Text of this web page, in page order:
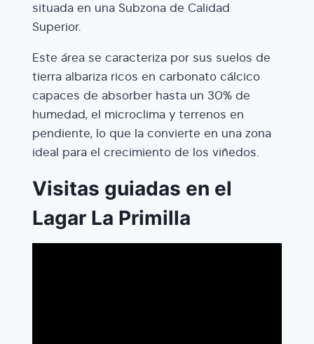
situada en una Subzona de Calidad
Superior.
Este área se caracteriza por sus suelos de
tierra albariza ricos en carbonato cálcico
capaces de absorber hasta un 30% de
humedad, el microclima y terrenos en
pendiente, lo que la convierte en una zona
ideal para el crecimiento de los viñedos.
Visitas guiadas en el
Lagar La Primilla